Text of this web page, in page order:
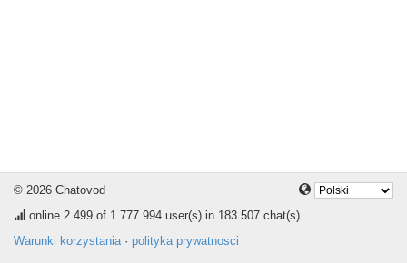
© 2026 Chatovod
online 2 499 of 1 777 994 user(s) in 183 507 chat(s)
Warunki korzystania· polityka prywatnosci